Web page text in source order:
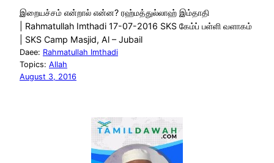
இறையச்சம் என்றால் என்ன? ரஹ்மத்துல்லாஹ் இம்தாதி
| Rahmatullah Imthadi 17-07-2016 SKS கேம்ப் பள்ளி வளாகம்
| SKS Camp Masjid, Al – Jubail
Daee: Rahmatullah Imthadi
Topics: Allah
August 3, 2016